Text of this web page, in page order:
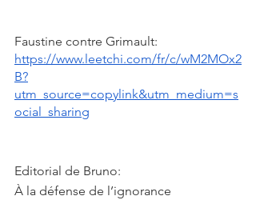
Faustine contre Grimault:
https://www.leetchi.com/fr/c/wM2MOx2
B?
utm_source=copylink&utm_medium=s
ocial_sharing
Editorial de Bruno:
À la défense de l’ignorance